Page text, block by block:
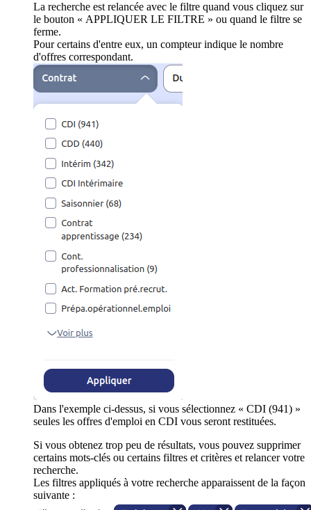
La recherche est relancée avec le filtre quand vous cliquez sur
le bouton « APPLIQUER LE FILTRE » ou quand le filtre se
ferme.
Pour certains d'entre eux, un compteur indique le nombre
d'offres correspondant.
Dans l'exemple ci-dessus, si vous sélectionnez « CDI (941) »
seules les offres d'emploi en CDI vous seront restituées.
Si vous obtenez trop peu de résultats, vous pouvez supprimer
certains mots-clés ou certains filtres et critères et relancer votre
recherche.
Les filtres appliqués à votre recherche apparaissent de la façon
suivante :